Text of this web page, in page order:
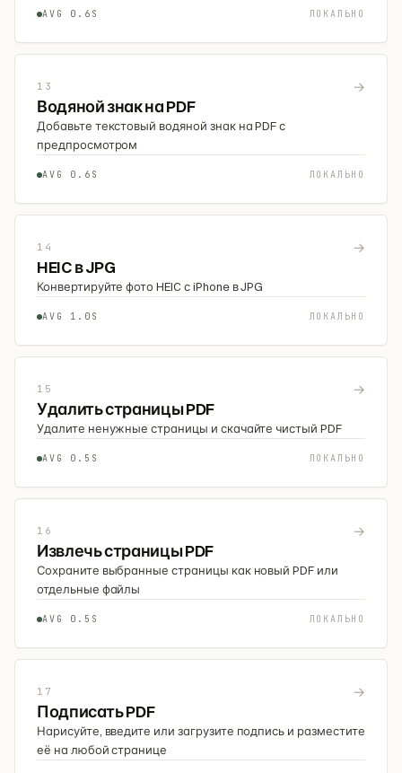
AVG 0.6S ЛОКАЛЬНО
13 →
Водяной знак на PDF
Добавьте текстовый водяной знак на PDF с
предпросмотром
AVG 0.6S ЛОКАЛЬНО
14 →
HEIC в JPG
Конвертируйте фото HEIC с iPhone в JPG
AVG 1.0S ЛОКАЛЬНО
15 →
Удалить страницы PDF
Удалите ненужные страницы и скачайте чистый PDF
AVG 0.5S ЛОКАЛЬНО
16 →
Извлечь страницы PDF
Сохраните выбранные страницы как новый PDF или
отдельные файлы
AVG 0.5S ЛОКАЛЬНО
17 →
Подписать PDF
Нарисуйте, введите или загрузите подпись и разместите
её на любой странице